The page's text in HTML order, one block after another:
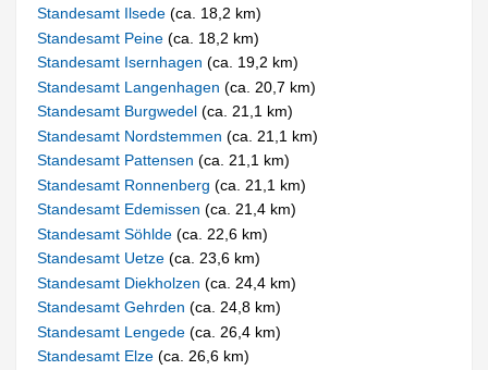
Standesamt Ilsede(ca. 18,2 km)
Standesamt Peine(ca. 18,2 km)
Standesamt Isernhagen(ca. 19,2 km)
Standesamt Langenhagen(ca. 20,7 km)
Standesamt Burgwedel(ca. 21,1 km)
Standesamt Nordstemmen(ca. 21,1 km)
Standesamt Pattensen(ca. 21,1 km)
Standesamt Ronnenberg(ca. 21,1 km)
Standesamt Edemissen(ca. 21,4 km)
Standesamt Söhlde(ca. 22,6 km)
Standesamt Uetze(ca. 23,6 km)
Standesamt Diekholzen(ca. 24,4 km)
Standesamt Gehrden(ca. 24,8 km)
Standesamt Lengede(ca. 26,4 km)
Standesamt Elze(ca. 26,6 km)